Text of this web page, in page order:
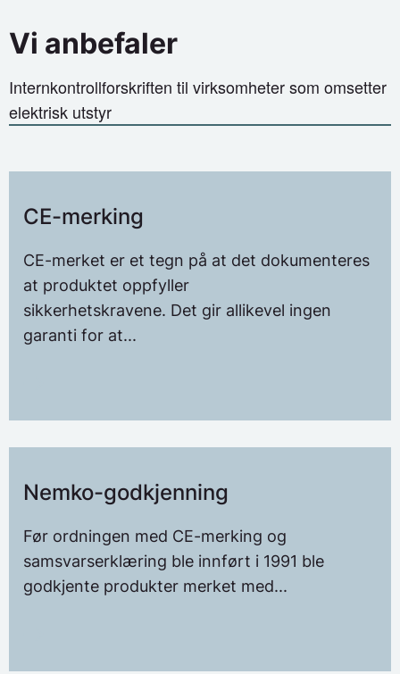
sikkerhetskravene.
Vi anbefaler
Internkontrollforskriften til virksomheter som omsetter
elektrisk utstyr
CE-merking
CE-merket er et tegn på at det dokumenteres
at produktet oppfyller
sikkerhetskravene. Det gir allikevel ingen
garanti for at...
Nemko-godkjenning
Før ordningen med CE-merking og
samsvarserklæring ble innført i 1991 ble
godkjente produkter merket med...